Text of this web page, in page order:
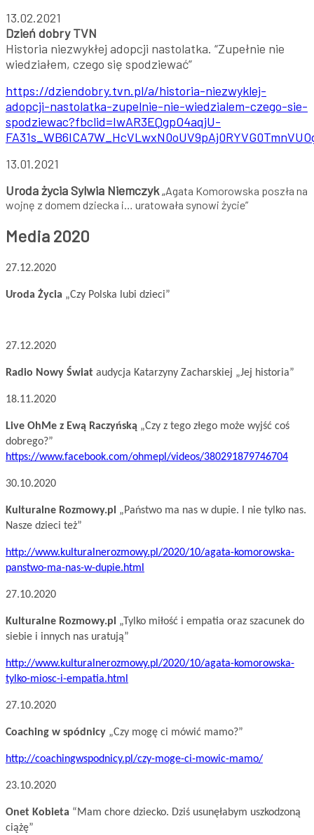
13.02.2021
Dzień dobry TVN
Historia niezwykłej adopcji nastolatka. “Zupełnie nie
wiedziałem, czego się spodziewać”
https://dziendobry.tvn.pl/a/historia-niezwyklej-
adopcji-nastolatka-zupelnie-nie-wiedzialem-czego-sie-
spodziewac?fbclid=IwAR3EQgpO4aqjU-
13.01.2021
Uroda życia Sylwia Niemczyk„Agata Komorowska poszła na
wojnę z domem dziecka i… uratowała synowi życie”
Media 2020
27.12.2020
Uroda Życia „Czy Polska lubi dzieci”
27.12.2020
Radio Nowy Świat audycja Katarzyny Zacharskiej „Jej historia”
18.11.2020
Live OhMe z Ewą Raczyńską „Czy z tego złego może wyjść coś
dobrego?”
https://www.facebook.com/ohmepl/videos/380291879746704
30.10.2020
Kulturalne Rozmowy.pl „Państwo ma nas w dupie. I nie tylko nas.
Nasze dzieci też”
http://www.kulturalnerozmowy.pl/2020/10/agata-komorowska-
panstwo-ma-nas-w-dupie.html
27.10.2020
Kulturalne Rozmowy.pl
„Tylko miłość i empatia oraz szacunek do
siebie i innych nas uratują”
http://www.kulturalnerozmowy.pl/2020/10/agata-komorowska-
tylko-miosc-i-empatia.html
27.10.2020
Coaching w spódnicy „Czy mogę ci mówić mamo?”
http://coachingwspodnicy.pl/czy-moge-ci-mowic-mamo/
23.10.2020
Onet Kobieta “Mam chore dziecko. Dziś usunęłabym uszkodzoną
ciążę”